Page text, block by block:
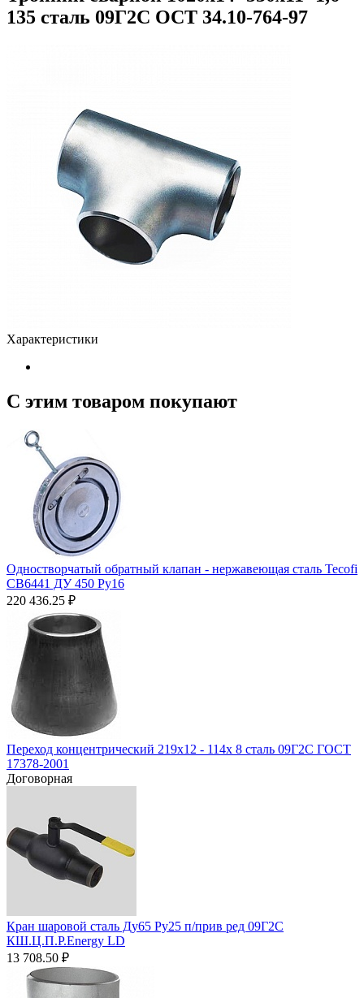
135 сталь 09Г2С ОСТ 34.10-764-97
Характеристики
С этим товаром покупают
Одностворчатый обратный клапан - нержавеющая сталь Tecofi
CB6441 ДУ 450 Ру16
220 436.25 ₽
Переход концентрический 219х12 - 114х 8 сталь 09Г2С ГОСТ
17378-2001
Договорная
Кран шаровой сталь Ду65 Ру25 п/прив ред 09Г2С
КШ.Ц.П.Р.Energy LD
13 708.50 ₽